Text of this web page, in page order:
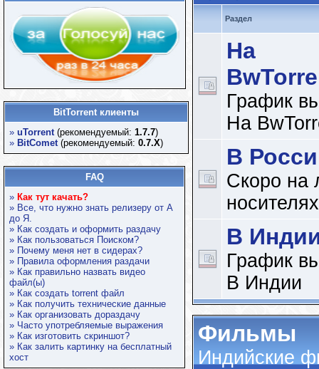
BitTorrent клиенты
» uTorrent (рекомендуемый: 1.7.7)
» BitComet (рекомендуемый: 0.7.X)
FAQ
» Как тут качать?
» Все, что нужно знать релизеру от А
до Я.
» Как создать и оформить раздачу
» Как пользоваться Поиском?
» Почему меня нет в сидерах?
» Правила оформления раздачи
» Как правильно назвать видео
файл(ы)
» Как создать torrent файл
» Как получить технические данные
» Как организовать дораздачу
» Часто употребляемые выражения
» Как изготовить скриншот?
» Как залить картинку на бесплатный
хост
Раздел
На
График
На
В
Скоро на
носителях
В
График
В Индии
Фильмы
Индийские